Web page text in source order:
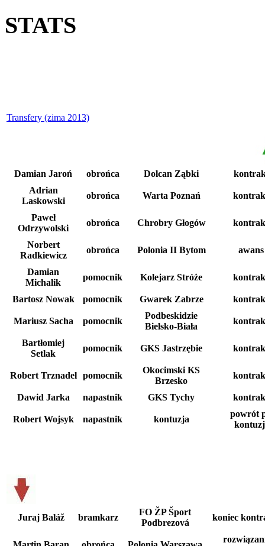
STATS
Transfery (zima 2013)
Damian Jaroń obrońca Dolcan Ząbki
Adrian
Laskowski
obrońca Warta Poznań
Paweł
Odrzywolski
obrońca Chrobry Głogów
Norbert
Radkiewicz
obrońca Polonia II Bytom awans
Damian
Michalik
pomocnik Kolejarz Stróże
Bartosz Nowak pomocnik Gwarek Zabrze
Mariusz Sacha pomocnik
Podbeskidzie
Bielsko-Biała
Bartłomiej
Setlak
pomocnik GKS Jastrzębie
Robert Trznadel pomocnik
Okocimski KS
Brzesko
Dawid Jarka napastnik GKS Tychy
Robert Wojsyk napastnik kontuzja
powrót
Juraj Baláž bramkarz
FO ŽP Šport
Podbrezová
koniec